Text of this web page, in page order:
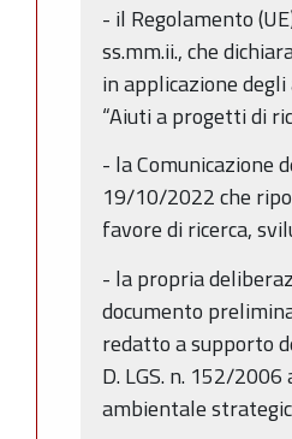
- il Regolamento
ss.mm.ii., che
in applicazione
“Aiuti a progetti di
- la Comunicazione
19/10/2022 che
favore di ricerca,
- la propria
documento
redatto a supporto
D. LGS. n. 152/
ambientale